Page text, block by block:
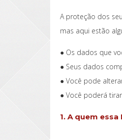
A proteção dos
mas aqui estão
● Os dados que
● Seus dados
● Você pode
● Você poderá
1. A quem